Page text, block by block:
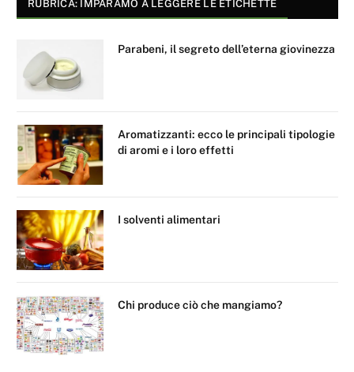
RUBRICA: IMPARAMO A LEGGERE LE ETICHETTE
Parabeni, il segreto dell’eterna giovinezza
Aromatizzanti: ecco le principali tipologie
di aromi e i loro effetti
I solventi alimentari
Chi produce ciò che mangiamo?